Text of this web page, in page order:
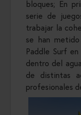
bloques; En
serie de
trabajar la
se han
Paddle Surf
dentro del
de distintas
profesionales